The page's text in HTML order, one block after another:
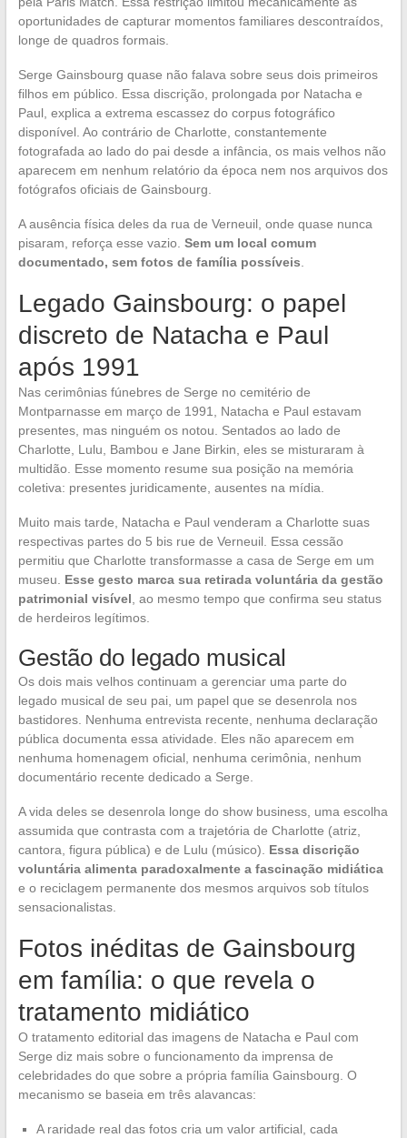
oportunidades de capturar momentos familiares descontraídos,
longe de quadros formais.
Serge Gainsbourg quase não falava sobre seus dois primeiros
filhos em público. Essa discrição, prolongada por Natacha e
Paul, explica a extrema escassez do corpus fotográfico
disponível. Ao contrário de Charlotte, constantemente
fotografada ao lado do pai desde a infância, os mais velhos não
aparecem em nenhum relatório da época nem nos arquivos dos
fotógrafos oficiais de Gainsbourg.
A ausência física deles da rua de Verneuil, onde quase nunca
pisaram, reforça esse vazio. Sem um local comum
documentado, sem fotos de família possíveis.
Legado Gainsbourg: o papel
discreto de Natacha e Paul
após 1991
Nas cerimônias fúnebres de Serge no cemitério de
Montparnasse em março de 1991, Natacha e Paul estavam
presentes, mas ninguém os notou. Sentados ao lado de
Charlotte, Lulu, Bambou e Jane Birkin, eles se misturaram à
multidão. Esse momento resume sua posição na memória
coletiva: presentes juridicamente, ausentes na mídia.
Muito mais tarde, Natacha e Paul venderam a Charlotte suas
respectivas partes do 5 bis rue de Verneuil. Essa cessão
permitiu que Charlotte transformasse a casa de Serge em um
museu. Esse gesto marca sua retirada voluntária da gestão
patrimonial visível, ao mesmo tempo que confirma seu status
de herdeiros legítimos.
Gestão do legado musical
Os dois mais velhos continuam a gerenciar uma parte do
legado musical de seu pai, um papel que se desenrola nos
bastidores. Nenhuma entrevista recente, nenhuma declaração
pública documenta essa atividade. Eles não aparecem em
nenhuma homenagem oficial, nenhuma cerimônia, nenhum
documentário recente dedicado a Serge.
A vida deles se desenrola longe do show business, uma escolha
assumida que contrasta com a trajetória de Charlotte (atriz,
cantora, figura pública) e de Lulu (músico). Essa discrição
voluntária alimenta paradoxalmente a fascinação midiática
e o reciclagem permanente dos mesmos arquivos sob títulos
sensacionalistas.
Fotos inéditas de Gainsbourg
em família: o que revela o
tratamento midiático
O tratamento editorial das imagens de Natacha e Paul com
Serge diz mais sobre o funcionamento da imprensa de
celebridades do que sobre a própria família Gainsbourg. O
mecanismo se baseia em três alavancas:
A raridade real das fotos cria um valor artificial, cada